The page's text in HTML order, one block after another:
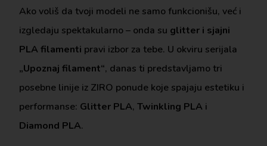
Ako voliš da tvoji modeli ne samo funkcionišu, već i
izgledaju spektakularno – onda su glitter i sjajni
PLA filamenti pravi izbor za tebe. U okviru serijala
„Upoznaj filament“, danas ti predstavljamo tri
posebne linije iz ZIRO ponude koje spajaju estetiku i
performanse: Glitter PLA, Twinkling PLA i
Diamond PLA.